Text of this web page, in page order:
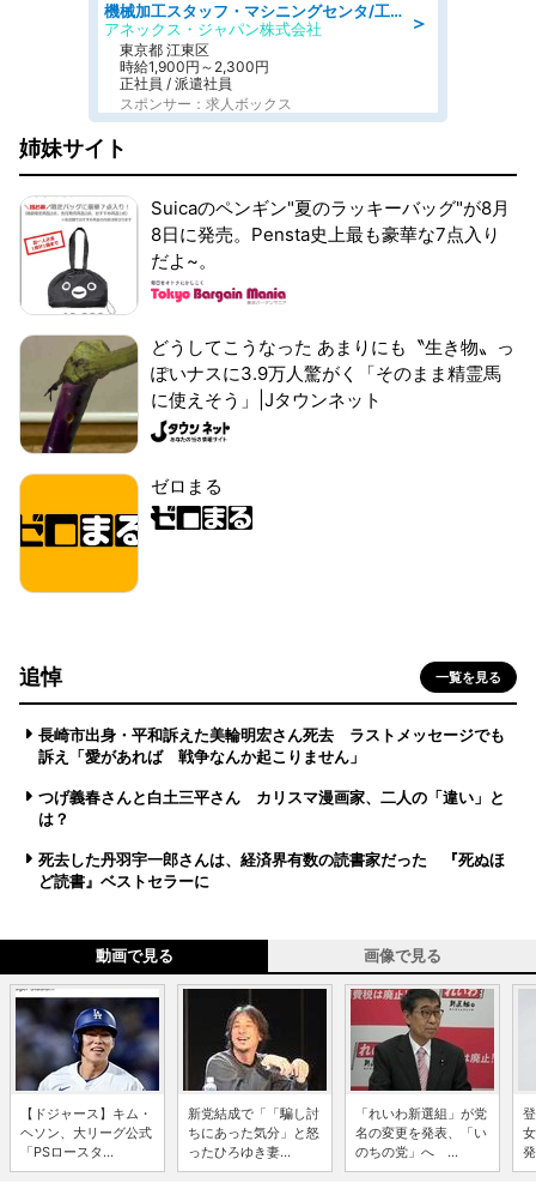
＞
機械加工スタッフ・マシニングセンタ/工業系卒歓迎/未経験OK/急募/学歴不問/土日祝休みあり
アネックス・ジャパン株式会社
東京都 江東区
時給1,900円～2,300円
正社員 / 派遣社員
スポンサー：求人ボックス
姉妹サイト
Suicaのペンギン"夏のラッキーバッグ"が8月
8日に発売。Pensta史上最も豪華な7点入り
だよ~。
どうしてこうなった あまりにも〝生き物〟っ
ぽいナスに3.9万人驚がく「そのまま精霊馬
に使えそう」|Jタウンネット
ゼロまる
追悼 一覧を見る
長崎市出身・平和訴えた美輪明宏さん死去 ラストメッセージでも
訴え「愛があれば 戦争なんか起こりません」
つげ義春さんと白土三平さん カリスマ漫画家、二人の「違い」と
は？
死去した丹羽宇一郎さんは、経済界有数の読書家だった 『死ぬほ
ど読書』ベストセラーに
動画で見る 画像で見る
【ドジャース】キム・
ヘソン、大リーグ公式
「PSロースタ...
新党結成で「「騙し討
ちにあった気分」と怒
ったひろゆき妻...
「れいわ新選組」が党
名の変更を発表、「い
のちの党」へ ...